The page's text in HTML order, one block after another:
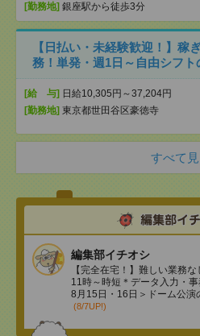
[勤務地] 銀座駅から徒歩3分
【日払い・未経験歓迎！】稼
務！単発・週1日～自由シフ
[給 与] 日給10,305円～37,204円
[勤務地] 東京都世田谷区豪徳寺
すべて
編集部イチオシ
【完全在宅！】難しい業務
11時～時短＊データ入力・
8月15日・16日＞ドーム公演
(8/7UP!)